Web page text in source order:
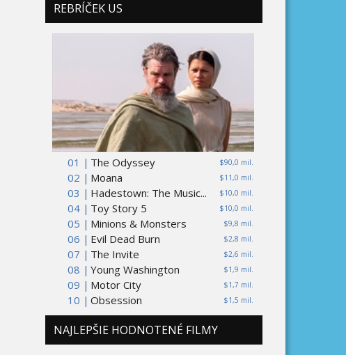
REBRÍČEK US
01 | $90,0 mil.
The Odyssey
02 |
$11,0 mil.
Moana
03 |
$10,0 mil.
Hadestown: The Music...
04 |
$10,0 mil.
Toy Story 5
05 |
$9,8 mil.
Minions & Monsters
06 |
$2,8 mil.
Evil Dead Burn
07 |
$2,6 mil.
The Invite
08 |
$1,9 mil.
Young Washington
09 |
$1,7 mil.
Motor City
10 |
$1,5 mil.
Obsession
NAJLEPŠIE HODNOTENÉ FILMY